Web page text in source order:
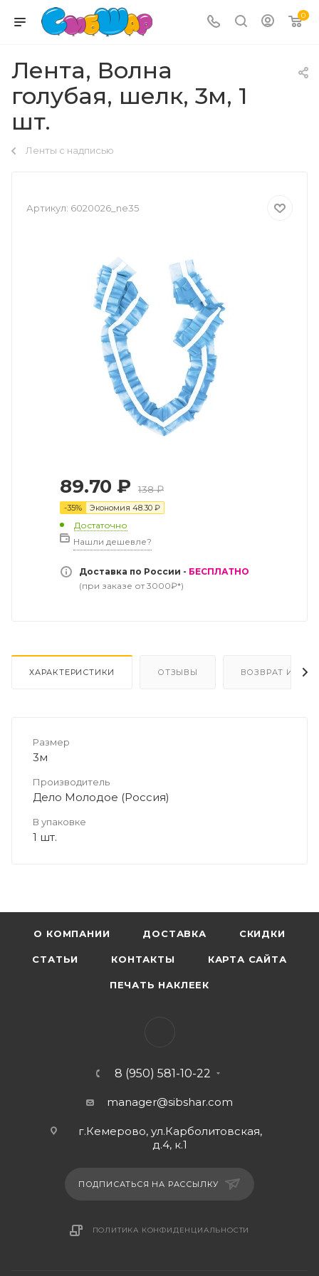
0
Лента, Волна
голубая, шелк, 3м, 1
шт.
Ленты с надписью
Артикул: 6020026_ne35
89.70 ₽ 138₽
-35% Экономия 48.30 ₽
Достаточно
Нашли дешевле?
Доставка по России - БЕСПЛАТНО
(при заказе от 3000₽*)
ХАРАКТЕРИСТИКИ ОТЗЫВЫ ВОЗВРАТ И
Размер
3м
Производитель
Дело Молодое (Россия)
В упаковке
1 шт.
О КОМПАНИИ ДОСТАВКА СКИДКИ
СТАТЬИ КОНТАКТЫ КАРТА САЙТА
ПЕЧАТЬ НАКЛЕЕК
8 (950) 581-10-22
manager@sibshar.com
г.Кемерово, ул.Карболитовская,
д.4, к.1
ПОДПИСАТЬСЯ НА РАССЫЛКУ
ПОЛИТИКА КОНФИДЕНЦИАЛЬНОСТИ